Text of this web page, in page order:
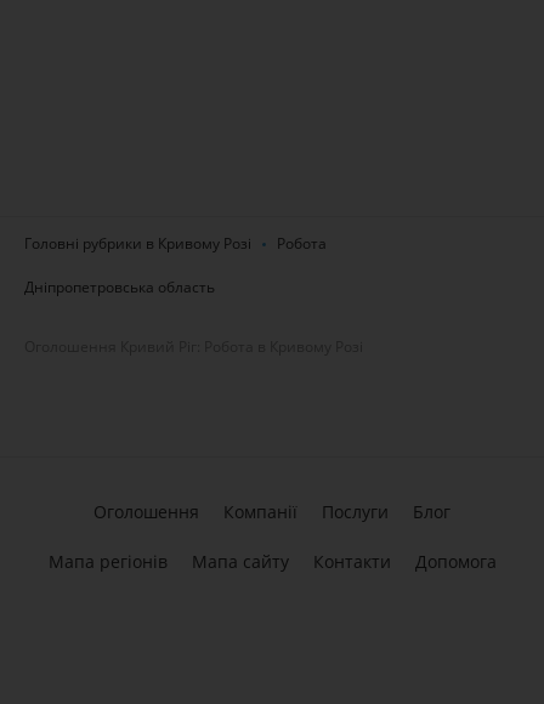
Головні рубрики в Кривому Розі Робота
Дніпропетровська область
Оголошення Компанії Послуги Блог
Мапа регіонів Мапа сайту Контакти Допомога